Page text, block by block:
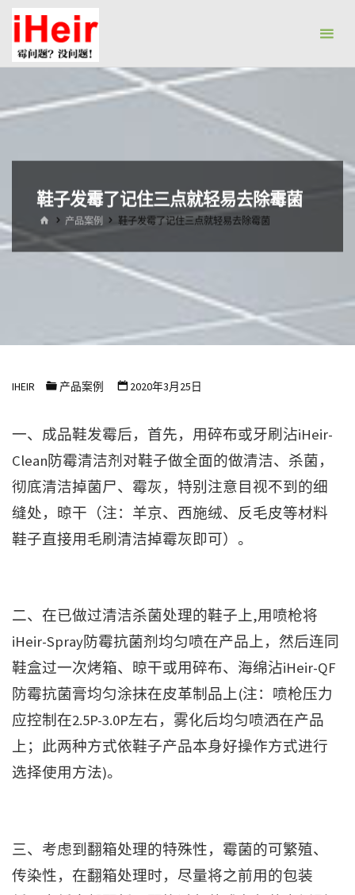
防
剂|
干
燥
剂-
艾
尔
霉
抗
菌
科
技
公
司
鞋子发霉了记住三点就轻易去除霉菌
首 产品案例 鞋子发霉了记住三点就轻易去除霉菌
IHEIR 产品案例 2020年3月25日
一、成品鞋发霉后，首先，用碎布或牙刷沾iHeir-
Clean防霉清洁剂对鞋子做全面的做清洁、杀菌，
彻底清洁掉菌尸、霉灰，特别注意目视不到的细
缝处，晾干（注：羊京、西施绒、反毛皮等材料
鞋子直接用毛刷清洁掉霉灰即可）。
二、在已做过清洁杀菌处理的鞋子上,用喷枪将
iHeir-Spray防霉抗菌剂均匀喷在产品上，然后连同
鞋盒过一次烤箱、晾干或用碎布、海绵沾iHeir-QF
防霉抗菌膏均匀涂抹在皮革制品上(注：喷枪压力
应控制在2.5P-3.0P左右，雾化后均匀喷洒在产品
上；此两种方式依鞋子产品本身好操作方式进行
选择使用方法)。
三、考虑到翻箱处理的特殊性，霉菌的可繁殖、
传染性，在翻箱处理时，尽量将之前用的包装